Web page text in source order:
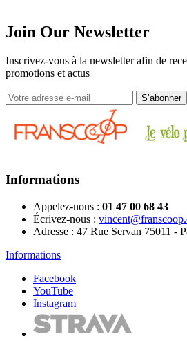
Join Our Newsletter
Inscrivez-vous à la newsletter afin de
promotions et actus
Informations
Appelez-nous : 01 47 00 68 43
Écrivez-nous :
Adresse : 47 Rue Servan 75011 -
Informations
Facebook
YouTube
Instagram